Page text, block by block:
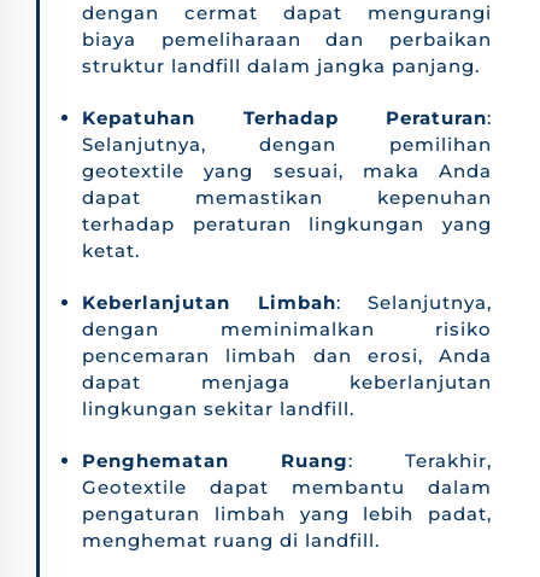
dengan cermat dapat mengurangi
biaya pemeliharaan dan perbaikan
struktur landfill dalam jangka panjang.
Kepatuhan Terhadap Peraturan:
Selanjutnya, dengan pemilihan
geotextile yang sesuai, maka Anda
dapat memastikan kepenuhan
terhadap peraturan lingkungan yang
ketat.
Keberlanjutan Limbah: Selanjutnya,
dengan meminimalkan risiko
pencemaran limbah dan erosi, Anda
dapat menjaga keberlanjutan
lingkungan sekitar landfill.
Penghematan Ruang: Terakhir,
Geotextile dapat membantu dalam
pengaturan limbah yang lebih padat,
menghemat ruang di landfill.